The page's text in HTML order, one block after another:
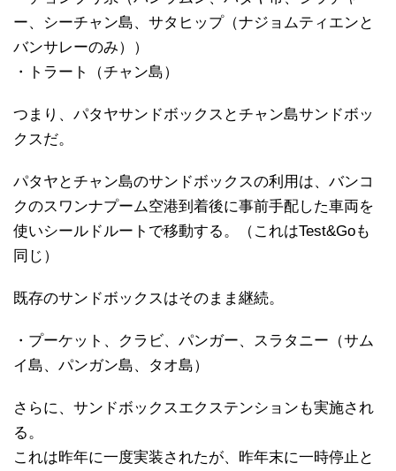
ー、シーチャン島、サタヒップ（ナジョムティエンと
バンサレーのみ））
・トラート（チャン島）
つまり、パタヤサンドボックスとチャン島サンドボッ
クスだ。
パタヤとチャン島のサンドボックスの利用は、バンコ
クのスワンナプーム空港到着後に事前手配した車両を
使いシールドルートで移動する。（これはTest&Goも
同じ）
既存のサンドボックスはそのまま継続。
・プーケット、クラビ、パンガー、スラタニー（サム
イ島、パンガン島、タオ島）
さらに、サンドボックスエクステンションも実施され
る。
これは昨年に一度実装されたが、昨年末に一時停止と